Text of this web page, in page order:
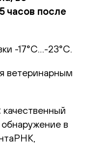
часов после
-17°С…-23°С.
ветеринарным
качественный
в